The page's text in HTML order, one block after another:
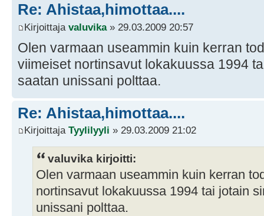
Re: Ahistaa,himottaa....
Kirjoittaja valuvika» 29.03.2009 20:57
Olen varmaan useammin kuin kerran
viimeiset nortinsavut lokakuussa 1994
saatan unissani polttaa.
Re: Ahistaa,himottaa....
Kirjoittaja Tyylilyyli » 29.03.2009 21:02
valuvika kirjoitti:
Olen varmaan useammin kuin kerran
nortinsavut lokakuussa 1994 tai jotain
unissani polttaa.